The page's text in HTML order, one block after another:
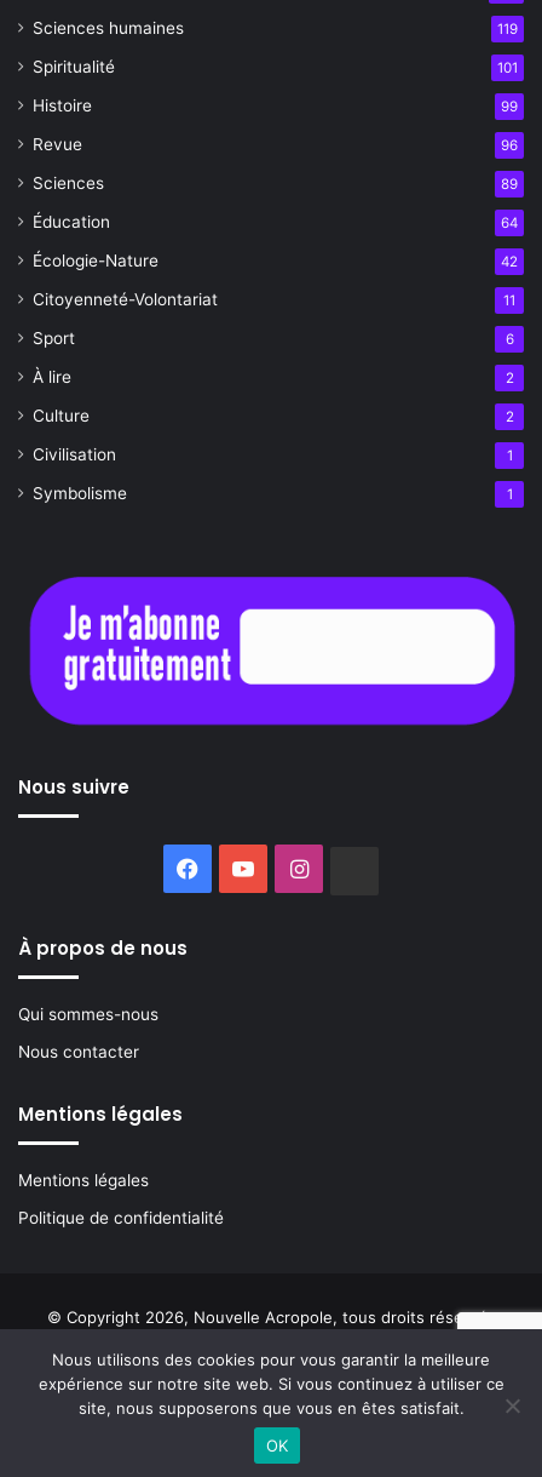
Sciences humaines 119
Spiritualité 101
Histoire 99
Revue 96
Sciences 89
Éducation 64
Écologie-Nature 42
Citoyenneté-Volontariat 11
Sport 6
À lire 2
Culture 2
Civilisation 1
Symbolisme 1
Nous suivre
Facebook
YouTubeInstagram
À propos de nous
Qui sommes-nous
Nous contacter
Mentions légales
Mentions légales
Politique de confidentialité
© Copyright 2026, Nouvelle Acropole, tous droits réservés
FacebookYouTubeInstagramBuzzsprout
Nous utilisons des cookies pour vous garantir la meilleure
expérience sur notre site web. Si vous continuez à utiliser ce
site, nous supposerons que vous en êtes satisfait.
OK